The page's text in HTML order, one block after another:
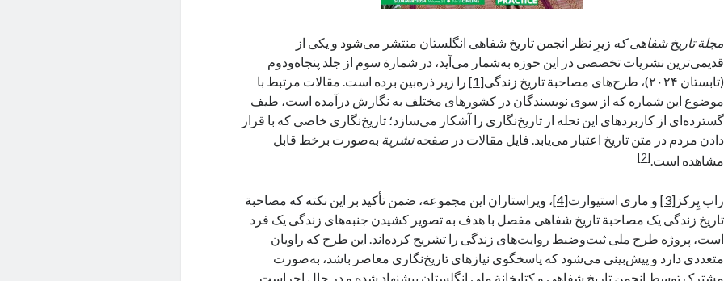
مجلة تاریخ شفاهی که زیرِ نظر انجمن تاریخ شفاهی انگلستان منتشر می‌شود و یکی از
قدیمی‌ترین نشریات تخصصی در این حوزه به‌شمار می‌آید، در شمارة سوم از جلد پنجاه‌ودوم
(تابستان ۲۰۲۴)، طرح‌های مصاحبة تاریخ زندگی
[1]
را زیر ذره‌بین برده است. مقالات مرتبط با
موضوع این شماره که از سوی نویسندگان در کشورهای مختلف به نگارش درآمده است، طیف
گسترده‌ای از کاربردهای این نحله از تاریخ‌نگاری را آشکار می‌سازد؛ تاریخ‌نگاری خاصی که با قرار
دادن مردم در متن تاریخ اعتبار می‌یابد. فایل مقالات در صفحهنشریة به‌صورت برخط قابل
مشاهده است.[2]
راب پِرکز[3] و ماری استیوارت[4]
، ویراستاران این مجموعه، ضمن تأکید بر این نکته که مصاحبة
تاریخ زندگی یک مصاحبة تاریخ شفاهی مفصل با هدف به تصویر کشیدن جنبه‌های زندگی یک فرد
است، پروژه طرح ملی ثبت‌وضبط روایت‌های زندگی را تشریح کرده‌اند. این طرح که راویان
متعددی دارد و پیش‌بینی می‌شود که پاسخگوی نیازهای تاریخ‌نگاری معاصر باشد، به‌صورت
مشترک توسط انجمن تاریخ شفاهی و کتابخانة ملی انگلستان پیشنهاد شده و در حال اجراست.